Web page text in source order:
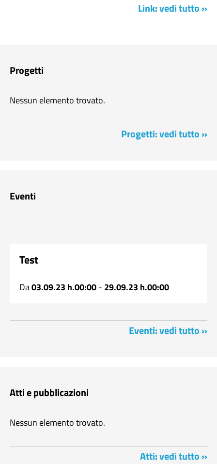
Link: vedi tutto »
Progetti
Nessun elemento trovato.
Progetti: vedi tutto »
Eventi
Test
Da03.09.23 h.00:00- 29.09.23 h.00:00
Eventi: vedi tutto »
Atti e pubblicazioni
Nessun elemento trovato.
Atti: vedi tutto »